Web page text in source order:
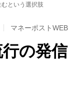
という選択肢
マネーポストWEB
の発信